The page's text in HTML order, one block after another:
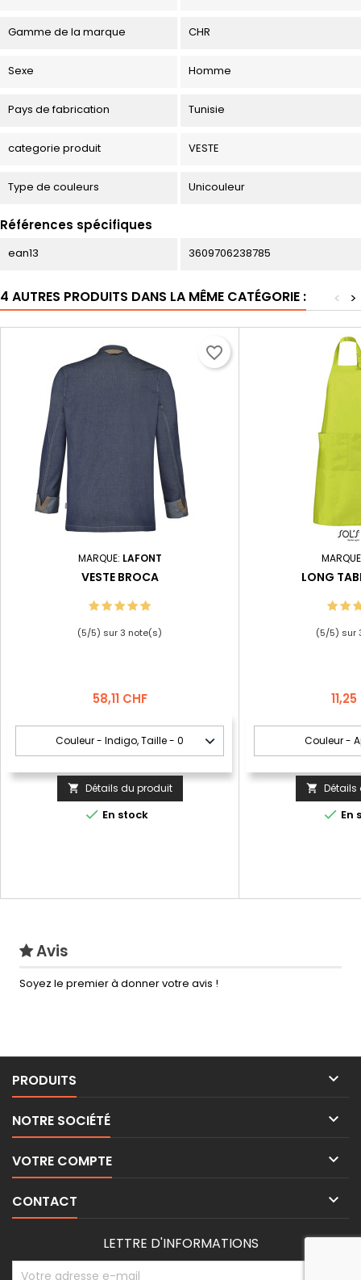
Gamme de la marque CHR
Sexe Homme
Pays de fabrication Tunisie
categorie produit VESTE
Type de couleurs Unicouleur
Références spécifiques
ean13 3609706238785
4 AUTRES PRODUITS DANS LA MÊME CATÉGORIE : >
<
MARQUE: LAFONT
VESTE BROCA
(5/5) sur3 note(s)
Prix
58,11 CHF
 Détails du produit
 En stock
favorite_border
LONG
(5/5) sur
Prix
 Détails
 En
Avis
Soyez le premier à donner votre avis !
PRODUITS 
NOTRE SOCIÉTÉ 
VOTRE COMPTE 
CONTACT 
LETTRE D'INFORMATIONS